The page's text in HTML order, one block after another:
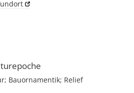
Bauornamentik; Relief